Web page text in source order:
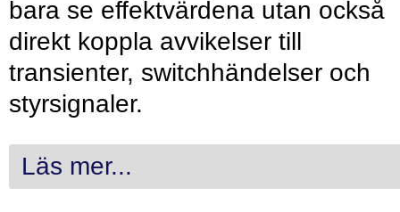
bara se effektvärdena utan också
direkt koppla avvikelser till
transienter, switchhändelser och
styrsignaler.
Läs mer...